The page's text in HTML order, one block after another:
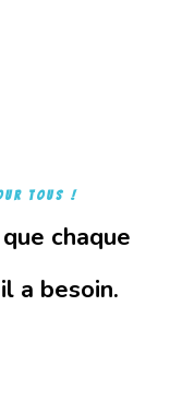
tous !
chaque
a besoin.